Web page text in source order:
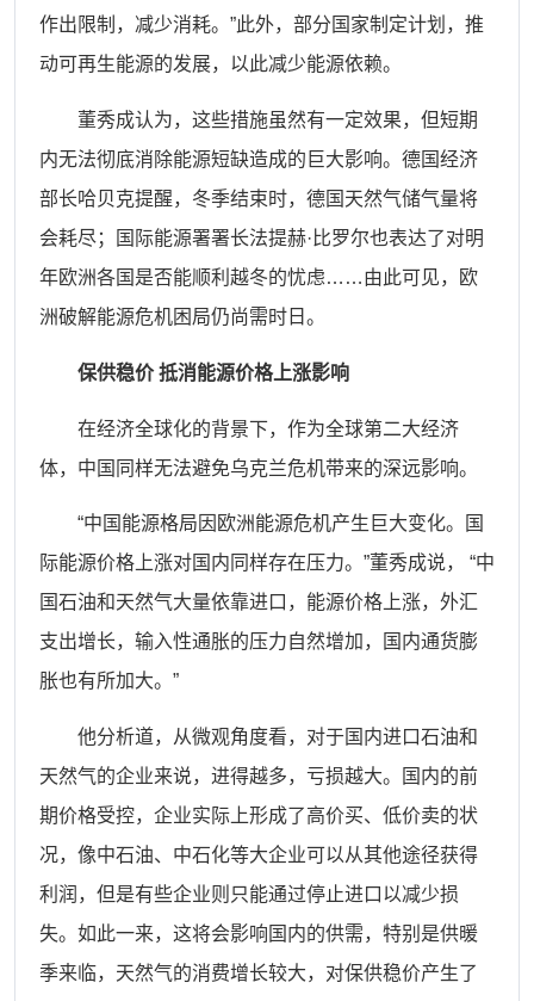
作出限制，减少消耗。”此外，部分国家制定计划，推
动可再生能源的发展，以此减少能源依赖。
董秀成认为，这些措施虽然有一定效果，但短期
内无法彻底消除能源短缺造成的巨大影响。德国经济
部长哈贝克提醒，冬季结束时，德国天然气储气量将
会耗尽；国际能源署署长法提赫·比罗尔也表达了对明
年欧洲各国是否能顺利越冬的忧虑……由此可见，欧
洲破解能源危机困局仍尚需时日。
保供稳价 抵消能源价格上涨影响
在经济全球化的背景下，作为全球第二大经济
体，中国同样无法避免乌克兰危机带来的深远影响。
“中国能源格局因欧洲能源危机产生巨大变化。国
际能源价格上涨对国内同样存在压力。”董秀成说， “中
国石油和天然气大量依靠进口，能源价格上涨，外汇
支出增长，输入性通胀的压力自然增加，国内通货膨
胀也有所加大。”
他分析道，从微观角度看，对于国内进口石油和
天然气的企业来说，进得越多，亏损越大。国内的前
期价格受控，企业实际上形成了高价买、低价卖的状
况，像中石油、中石化等大企业可以从其他途径获得
利润，但是有些企业则只能通过停止进口以减少损
失。如此一来，这将会影响国内的供需，特别是供暖
季来临，天然气的消费增长较大，对保供稳价产生了